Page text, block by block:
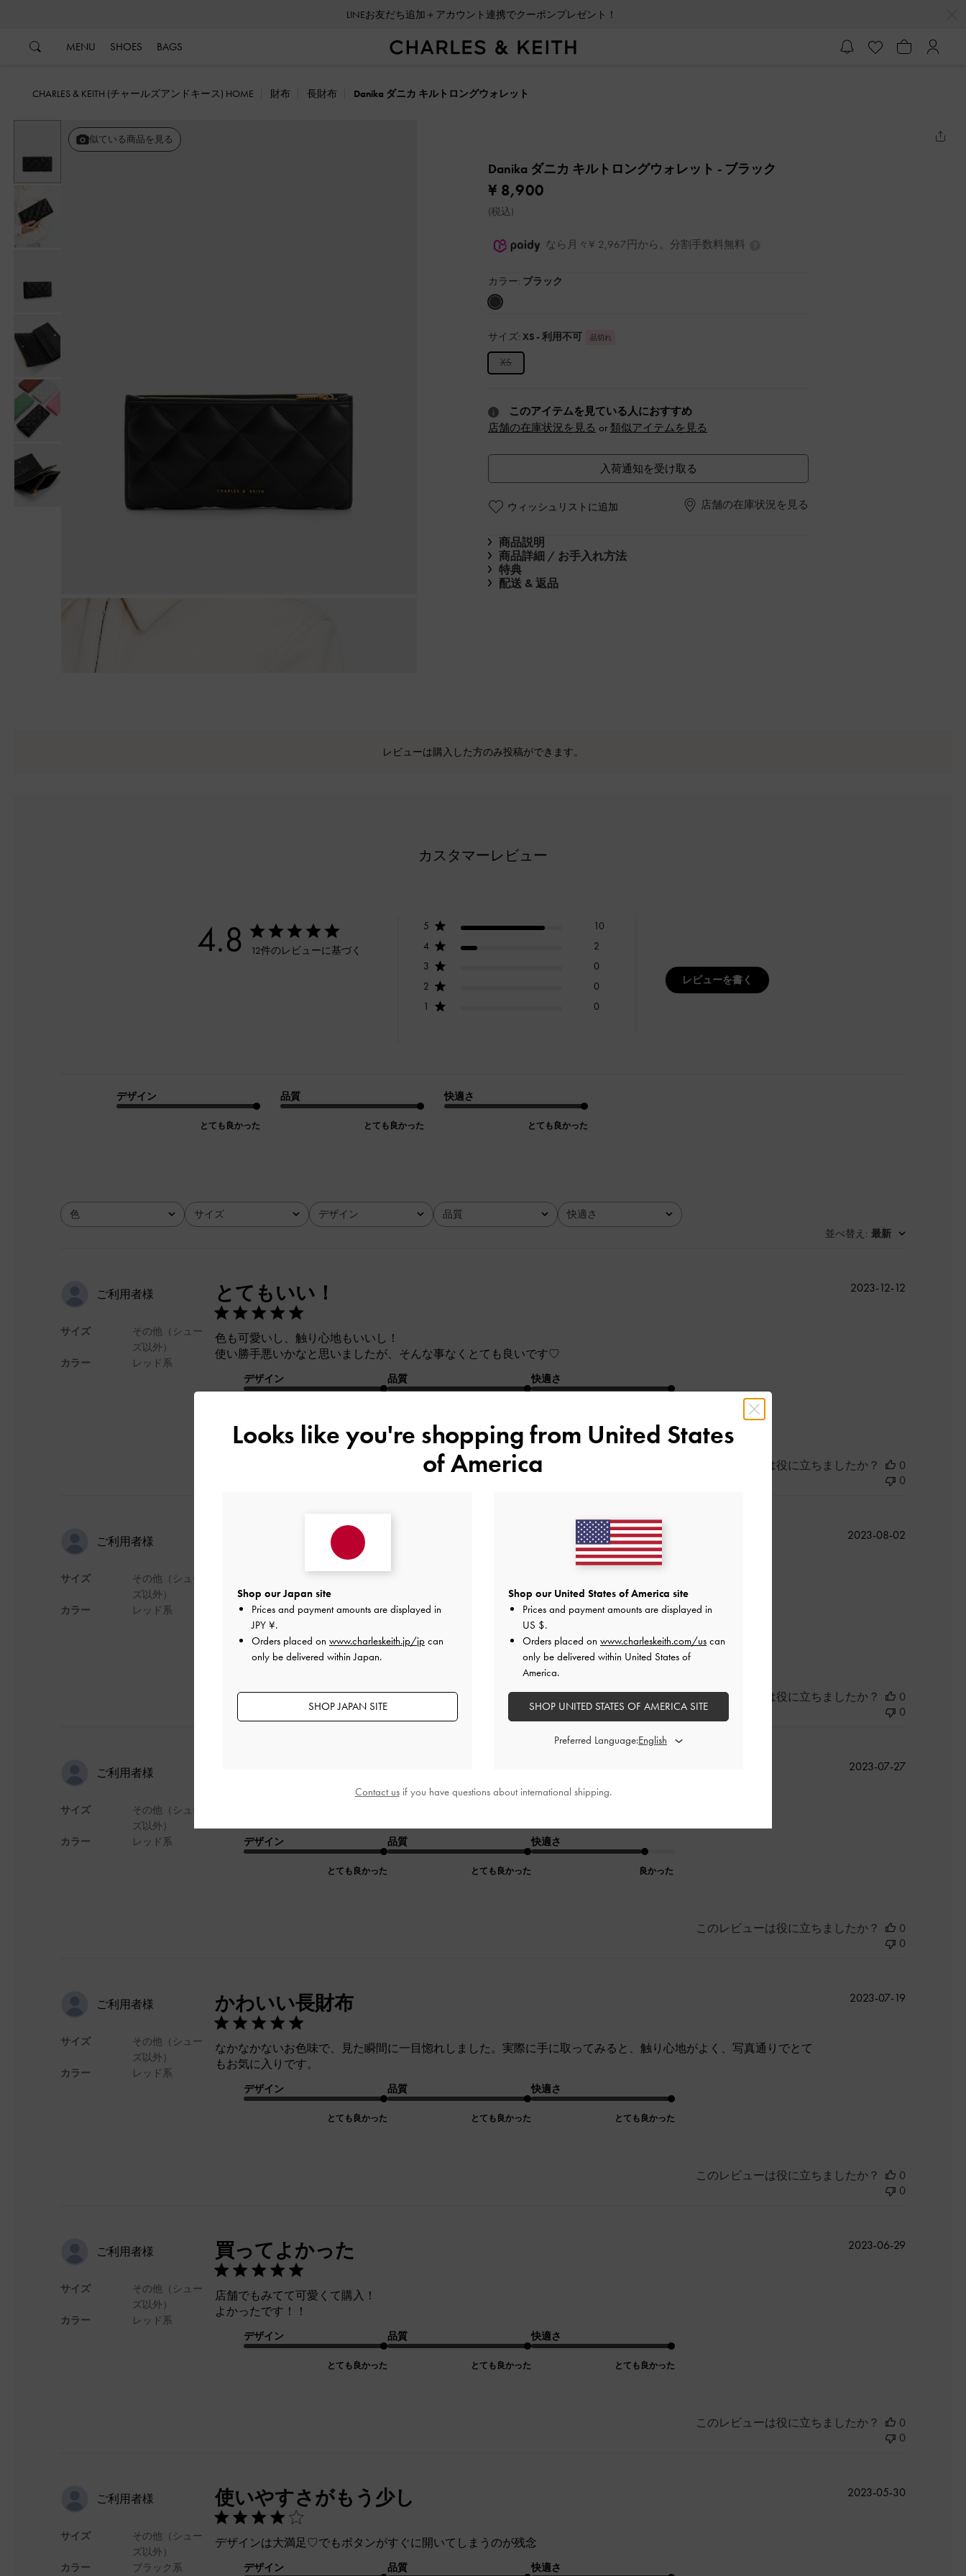
LINEお友だち追加＋アカウント連携でクーポンプレゼント！
MENU SHOES BAGS
CHARLES & KEITH (チャールズアンドキース) HOME 財布 長財布 Danika ダニカ キルトロングウォレット
似ている商品を見る
Danika ダニカ キルトロングウォレット - ブラック
¥ 8,900
(税込)
なら月々¥ 2,967円から。分割手数料無料
カラー: ブラック
サイズ: XS - 利用不可 品切れ
XS
このアイテムを見ている人におすすめ
店舗の在庫状況を見る or 類似アイテムを見る
入荷通知を受け取る
ウィッシュリストに追加 店舗の在庫状況を見る
商品説明
商品詳細 / お手入れ方法
特典
配送 & 返品
レビューは購入した方のみ投稿ができます。
カスタマーレビュー
4.8 12件のレビューに基づく
5
10
4
2
3
0
2
0
1
0
レビューを書く
デザイン
とても良かった
品質
とても良かった
快適さ
とても良かった
色全て サイズ
全て デザイン
全て 品質
全て 快適さ
全て
並べ替え : 最新
ご利用者様
サイズ
カラー
その他（シュー
ズ以外）
レッド系
とてもいい！
色も可愛いし、触り心地もいいし！
使い勝手悪いかなと思いましたが、そんな事なくとても良いです♡
デザイン 品質 快適さ
公
2023-12-12
このレビューは役に立ちましたか？
0
0
ご利用者様
サイズ
カラー
その他（シュー
ズ以外）
レッド系
リミさんのレビュー
デザイン
とても良かった
品質
とても良かった
快適さ
とても良かった
公
2023-08-02
このレビューは役に立ちましたか？
0
0
ご利用者様
サイズ
カラー
その他（シュー
ズ以外）
レッド系
デザイン
とても良かった
品質
とても良かった
快適さ
良かった
公
2023-07-27
このレビューは役に立ちましたか？
0
0
ご利用者様
サイズ
カラー
その他（シュー
ズ以外）
レッド系
かわいい長財布
なかなかないお色味で、見た瞬間に一目惚れしました。実際に手に取ってみると、触り心地がよく、写真通りでとて
もお気に入りです。
デザイン
とても良かった
品質
とても良かった
快適さ
とても良かった
公
2023-07-19
このレビューは役に立ちましたか？
0
0
ご利用者様
サイズ
カラー
その他（シュー
ズ以外）
レッド系
買ってよかった
店舗でもみてて可愛くて購入！
よかったです！！
デザイン
とても良かった
品質
とても良かった
快適さ
とても良かった
公
2023-06-29
このレビューは役に立ちましたか？
0
0
ご利用者様
サイズ
カラー
その他（シュー
ズ以外）
ブラック系
使いやすさがもう少し
デザインは大満足♡でもボタンがすぐに開いてしまうのが残念
デザイン 品質 快適さ
公
2023-05-30
Looks like you're shopping from United States
of America
Shop our Japan site
Prices and payment amounts are displayed in
JPY ¥.
Orders placed on www.charleskeith.jp/jp can
only be delivered within Japan.
SHOP JAPAN SITE
Shop our United States of America site
Prices and payment amounts are displayed in
US $.
Orders placed on www.charleskeith.com/us can
only be delivered within United States of
America.
SHOP UNITED STATES OF AMERICA SITE
Preferred Language:
Contact usif you have questions about international shipping.